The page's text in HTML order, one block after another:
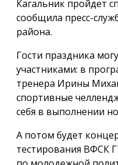
Кагальник пройдет
сообщила пресс-
района.
Гости праздника
участниками: в
тренера Ирины
спортивные
себя в выполнении
А потом будет
тестирования ВФСК